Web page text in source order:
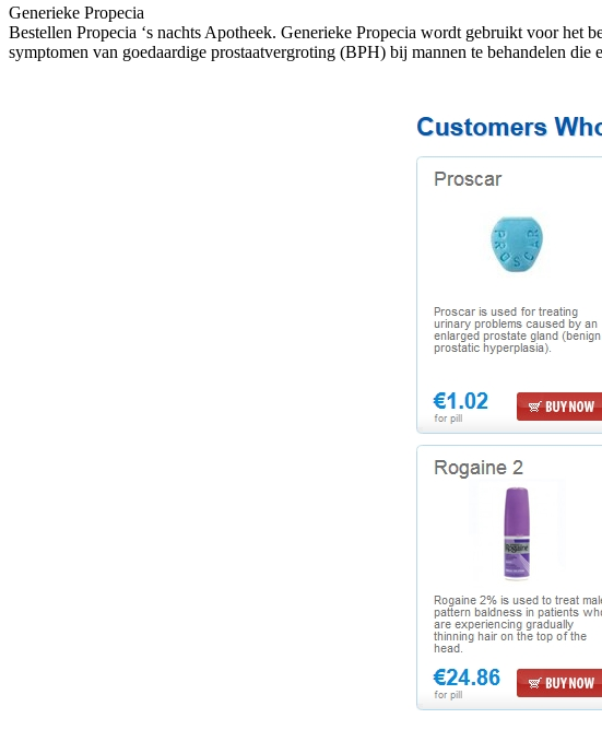
Generieke Propecia
Bestellen Propecia ‘s nachts Apotheek. Generieke Propecia wordt gebruikt voor
symptomen van goedaardige prostaatvergroting (BPH) bij mannen te behandelen die